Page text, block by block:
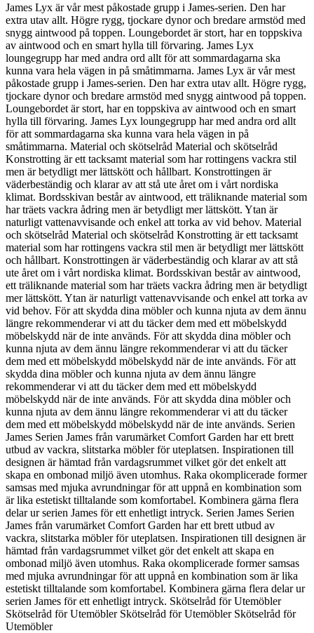
James Lyx är vår mest påkostade grupp i James-serien. Den har
extra utav allt. Högre rygg, tjockare dynor och bredare armstöd med
snygg aintwood på toppen. Loungebordet är stort, har en toppskiva
av aintwood och en smart hylla till förvaring. James Lyx
loungegrupp har med andra ord allt för att sommardagarna ska
kunna vara hela vägen in på småtimmarna. James Lyx är vår mest
påkostade grupp i James-serien. Den har extra utav allt. Högre rygg,
tjockare dynor och bredare armstöd med snygg aintwood på toppen.
Loungebordet är stort, har en toppskiva av aintwood och en smart
hylla till förvaring. James Lyx loungegrupp har med andra ord allt
för att sommardagarna ska kunna vara hela vägen in på
småtimmarna. Material och skötselråd Material och skötselråd
Konstrotting är ett tacksamt material som har rottingens vackra stil
men är betydligt mer lättskött och hållbart. Konstrottingen är
väderbeständig och klarar av att stå ute året om i vårt nordiska
klimat. Bordsskivan består av aintwood, ett träliknande material som
har träets vackra ådring men är betydligt mer lättskött. Ytan är
naturligt vattenavvisande och enkel att torka av vid behov. Material
och skötselråd Material och skötselråd Konstrotting är ett tacksamt
material som har rottingens vackra stil men är betydligt mer lättskött
och hållbart. Konstrottingen är väderbeständig och klarar av att stå
ute året om i vårt nordiska klimat. Bordsskivan består av aintwood,
ett träliknande material som har träets vackra ådring men är betydligt
mer lättskött. Ytan är naturligt vattenavvisande och enkel att torka av
vid behov. För att skydda dina möbler och kunna njuta av dem ännu
längre rekommenderar vi att du täcker dem med ett möbelskydd
möbelskydd när de inte används. För att skydda dina möbler och
kunna njuta av dem ännu längre rekommenderar vi att du täcker
dem med ett möbelskydd möbelskydd när de inte används. För att
skydda dina möbler och kunna njuta av dem ännu längre
rekommenderar vi att du täcker dem med ett möbelskydd
möbelskydd när de inte används. För att skydda dina möbler och
kunna njuta av dem ännu längre rekommenderar vi att du täcker
dem med ett möbelskydd möbelskydd när de inte används. Serien
James Serien James från varumärket Comfort Garden har ett brett
utbud av vackra, slitstarka möbler för uteplatsen. Inspirationen till
designen är hämtad från vardagsrummet vilket gör det enkelt att
skapa en ombonad miljö även utomhus. Raka okomplicerade former
samsas med mjuka avrundningar för att uppnå en kombination som
är lika estetiskt tilltalande som komfortabel. Kombinera gärna flera
delar ur serien James för ett enhetligt intryck. Serien James Serien
James från varumärket Comfort Garden har ett brett utbud av
vackra, slitstarka möbler för uteplatsen. Inspirationen till designen är
hämtad från vardagsrummet vilket gör det enkelt att skapa en
ombonad miljö även utomhus. Raka okomplicerade former samsas
med mjuka avrundningar för att uppnå en kombination som är lika
estetiskt tilltalande som komfortabel. Kombinera gärna flera delar ur
serien James för ett enhetligt intryck. Skötselråd för Utemöbler
Skötselråd för Utemöbler Skötselråd för Utemöbler Skötselråd för
Utemöbler